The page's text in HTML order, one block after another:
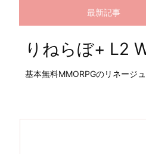
最新記事
りねらぼ+ L2
基本無料MMORPGのリネージ